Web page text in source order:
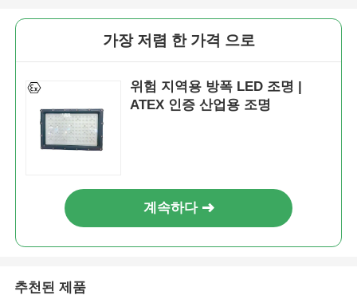
가장 저렴 한 가격 으로
위험 지역용 방폭 LED 조명 |
ATEX 인증 산업용 조명
계속하다
추천된 제품